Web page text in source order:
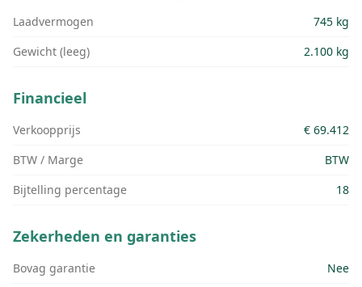
Laadvermogen
745 kg
Gewicht (leeg)
2.100 kg
Financieel
Verkoopprijs
€ 69.412
BTW / Marge
BTW
Bijtelling percentage
18
Zekerheden en garanties
Bovag garantie
Nee